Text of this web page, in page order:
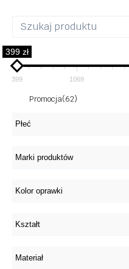
399 zł
399 1069
Promocja(62)